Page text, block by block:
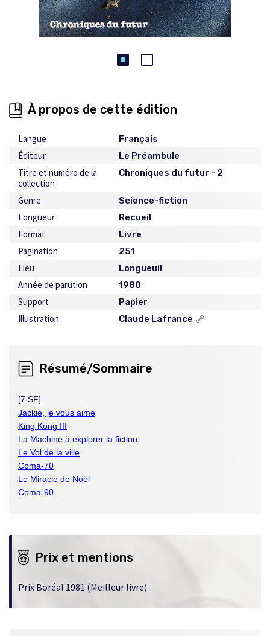
À propos de cette édition
Langue Français
Éditeur Le Préambule
Titre et numéro de la
collection
Chroniques du futur - 2
Genre Science-fiction
Longueur Recueil
Format Livre
Pagination 251
Lieu Longueuil
Année de parution 1980
Support Papier
Illustration Claude Lafrance
Ce
une
Résumé/Sommaire
[7 SF]
Jackie, je vous aime
King Kong III
La Machine à explorer la fiction
Le Vol de la ville
Coma-70
Le Miracle de Noël
Coma-90
Prix et mentions
Prix Boréal 1981 (Meilleur livre)